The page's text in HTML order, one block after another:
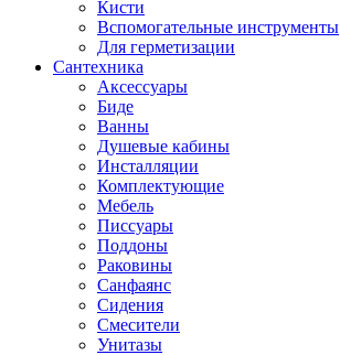
Кисти
Вспомогательные инструменты
Для герметизации
Сантехника
Аксессуары
Биде
Ванны
Душевые кабины
Инсталляции
Комплектующие
Мебель
Писсуары
Поддоны
Раковины
Санфаянс
Сидения
Смесители
Унитазы